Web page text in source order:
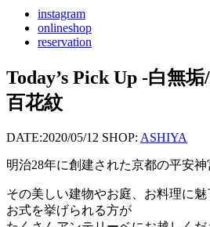
instagram
onlineshop
reservation
Today’s Pick Up -白無
百花紋
DATE:2020/05/12 SHOP: ASHIYA
明治28年に創建された京都の平安神
その美しい建物やお庭、お料理に
お式を挙げられる方が